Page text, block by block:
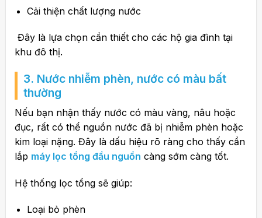
Cải thiện chất lượng nước
Đây là lựa chọn cần thiết cho các hộ gia đình tại
khu đô thị.
3. Nước nhiễm phèn, nước có màu bất
thường
Nếu bạn nhận thấy nước có màu vàng, nâu hoặc
đục, rất có thể nguồn nước đã bị nhiễm phèn hoặc
kim loại nặng. Đây là dấu hiệu rõ ràng cho thấy cần
lắp máy lọc tổng đầu nguồn càng sớm càng tốt.
Hệ thống lọc tổng sẽ giúp:
Loại bỏ phèn